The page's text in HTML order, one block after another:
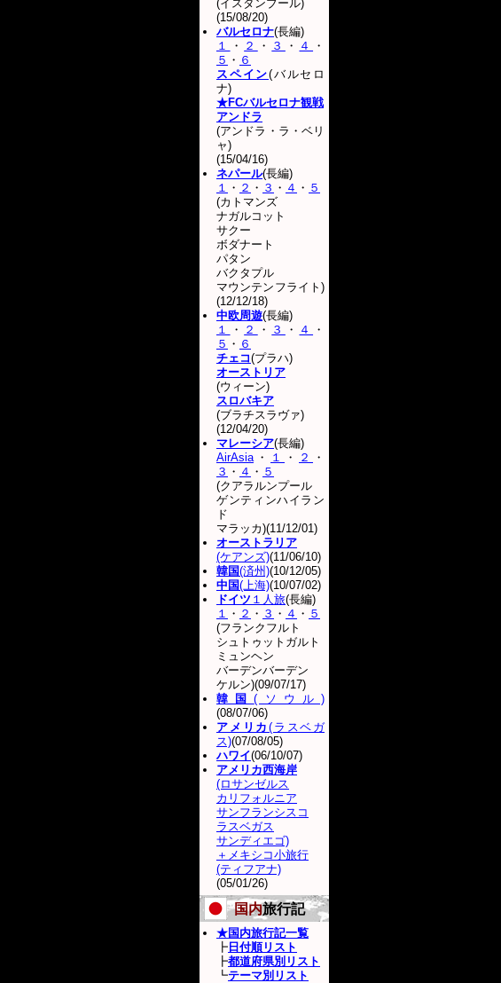
(イスタンブール)
(15/08/20)
バルセロナ(長編)
１
・ ２ ・ ３ ・ ４
・
５ ・ ６
スペイン(バルセロ
ナ)
★FCバルセロナ観戦
アンドラ
(アンドラ・ラ・ベリ
ャ)
(15/04/16)
ネパール(長編)
１ ・ ２ ・ ３ ・ ４ ・ ５
(カトマンズ
ナガルコット
サクー
ボダナート
パタン
バクタプル
マウンテンフライト)
(12/12/18)
中欧周遊(長編)
１
・ ２ ・ ３ ・ ４
・
５ ・ ６
チェコ(プラハ)
オーストリア
(ウィーン)
スロバキア
(ブラチスラヴァ)
(12/04/20)
マレーシア(長編)
AirAsia・ １ ・ ２
・
３ ・ ４ ・ ５
(クアラルンプール
ゲンティンハイラン
ド
マラッカ)(11/12/01)
オーストラリア
(ケアンズ)(11/06/10)
韓国(済州)(10/12/05)
中国(上海)(10/07/02)
ドイツ １人旅(長編)
１ ・ ２ ・ ３ ・ ４ ・ ５
(フランクフルト
シュトゥットガルト
ミュンヘン
バーデンバーデン
ケルン)(09/07/17)
韓国(ソウル)
(08/07/06)
アメリカ (ラスベガ
ス)(07/08/05)
ハワイ(06/10/07)
アメリカ西海岸
(ロサンゼルス
カリフォルニア
サンフランシスコ
ラスベガス
サンディエゴ)
＋メキシコ小旅行
(ティフアナ)
(05/01/26)
国内旅行記
★国内旅行記一覧
┣ 日付順リスト
┣都道府県別リスト
┗テーマ別リスト